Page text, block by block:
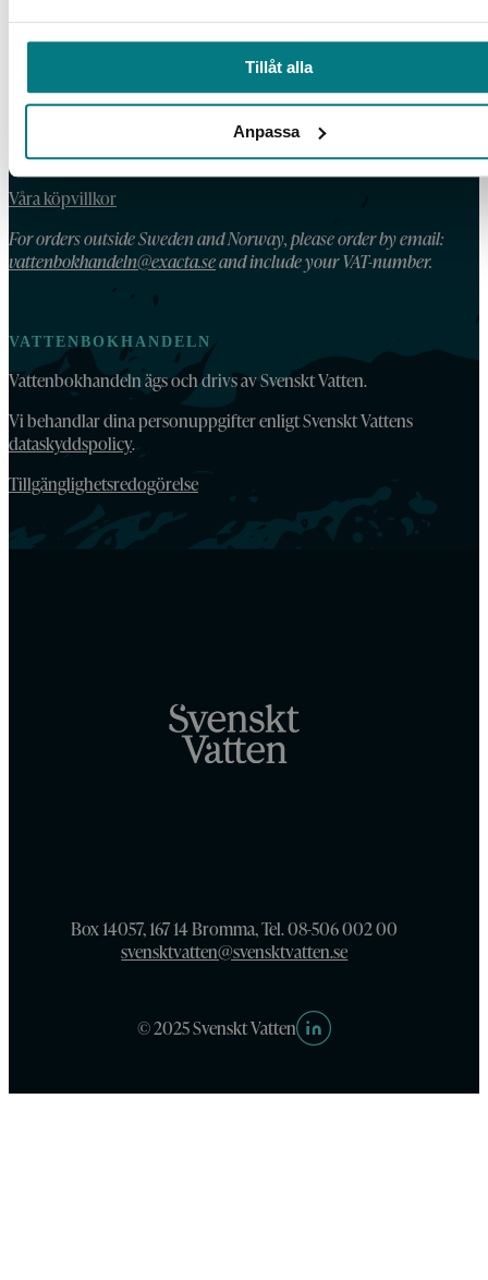
Tillåt alla
Anpassa
KONTAKT
vattenbokhandeln@exacta.se
HANDLA AV OSS
Våra köpvillkor
For orders outside Sweden and Norway, please order by email:
vattenbokhandeln@exacta.seand include your VAT-number.
VATTENBOKHANDELN
Vattenbokhandeln ägs och drivs av Svenskt Vatten.
Vi behandlar dina personuppgifter enligt Svenskt Vattens
dataskyddspolicy.
Tillgänglighetsredogörelse
Box 14057, 167 14 Bromma, Tel. 08-506 002 00
svensktvatten@svensktvatten.se
© 2025 Svenskt Vatten